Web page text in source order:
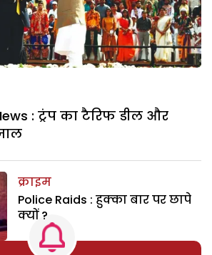
: ट्रंप का टैरिफ डील और
क्राइम
Police Raids : हुक्का बार पर छापे
क्यों ?